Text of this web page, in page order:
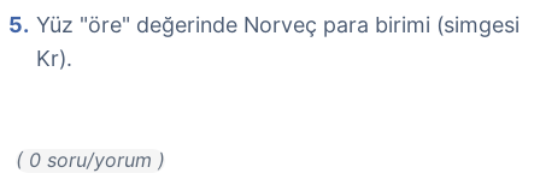
Yüz "öre" değerinde Norveç para birimi (simgesi
Kr).
( 0 soru/yorum )